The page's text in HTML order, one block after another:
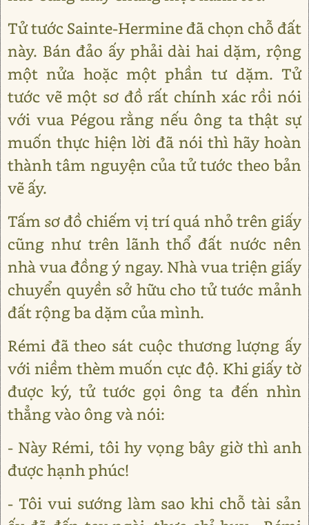
Tử tước Sainte-Hermine đã chọn chỗ đất
này. Bán đảo ấy phải dài hai dặm, rộng
một nửa hoặc một phần tư dặm. Tử
tước vẽ một sơ đồ rất chính xác rồi nói
với vua Pégou rằng nếu ông ta thật sự
muốn thực hiện lời đã nói thì hãy hoàn
thành tâm nguyện của tử tước theo bản
vẽ ấy.
Tấm sơ đồ chiếm vị trí quá nhỏ trên giấy
cũng như trên lãnh thổ đất nước nên
nhà vua đồng ý ngay. Nhà vua triện giấy
chuyển quyền sở hữu cho tử tước mảnh
đất rộng ba dặm của mình.
Rémi đã theo sát cuộc thương lượng ấy
với niềm thèm muốn cực độ. Khi giấy tờ
được ký, tử tước gọi ông ta đến nhìn
thẳng vào ông và nói:
- Này Rémi, tôi hy vọng bây giờ thì anh
được hạnh phúc!
- Tôi vui sướng làm sao khi chỗ tài sản